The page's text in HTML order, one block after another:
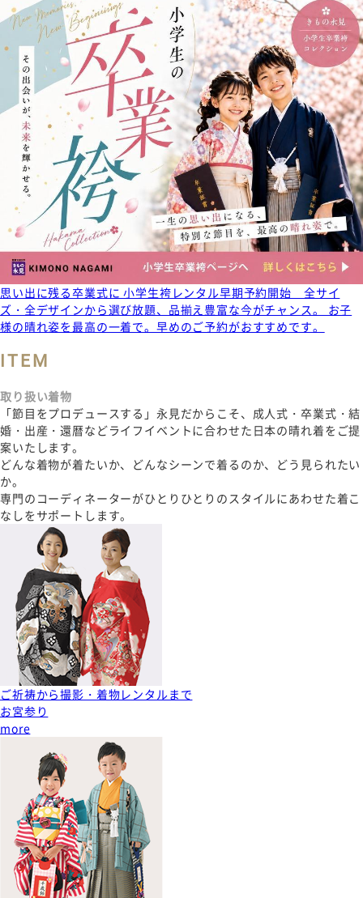
思い出に残る卒業式に 小学生袴レンタル早期予約開始 全サイ
ズ・全デザインから選び放題、品揃え豊富な今がチャンス。 お子
様の晴れ姿を最高の一着で。早めのご予約がおすすめです。
ITEM
取り扱い着物
「節目をプロデュースする」永見だからこそ、成人式・卒業式・結
婚・出産・還暦などライフイベントに合わせた日本の晴れ着をご提
案いたします。
どんな着物が着たいか、どんなシーンで着るのか、どう見られたい
か。
専門のコーディネーターがひとりひとりのスタイルにあわせた着こ
なしをサポートします。
ご祈祷から撮影・着物レンタルまで
お宮参り
more